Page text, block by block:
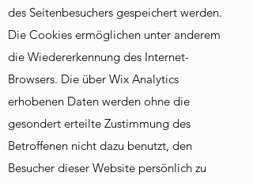
des Seitenbesuchers gespeichert werden.
Die Cookies ermöglichen unter anderem
die Wiedererkennung des Internet-
Browsers. Die über Wix Analytics
erhobenen Daten werden ohne die
gesondert erteilte Zustimmung des
Betroffenen nicht dazu benutzt, den
Besucher dieser Website persönlich zu